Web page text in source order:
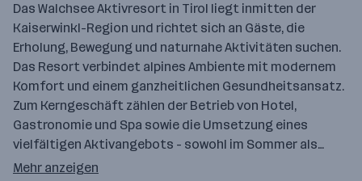
Das Walchsee Aktivresort in Tirol liegt inmitten der
Kaiserwinkl-Region und richtet sich an Gäste, die
Erholung, Bewegung und naturnahe Aktivitäten suchen.
Das Resort verbindet alpines Ambiente mit modernem
Komfort und einem ganzheitlichen Gesundheitsansatz.
Zum Kerngeschäft zählen der Betrieb von Hotel,
Gastronomie und Spa sowie die Umsetzung eines
vielfältigen Aktivangebots - sowohl im Sommer als…
Mehr anzeigen